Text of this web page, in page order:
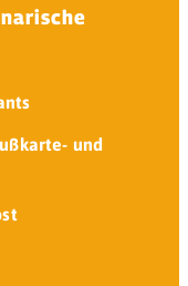
und